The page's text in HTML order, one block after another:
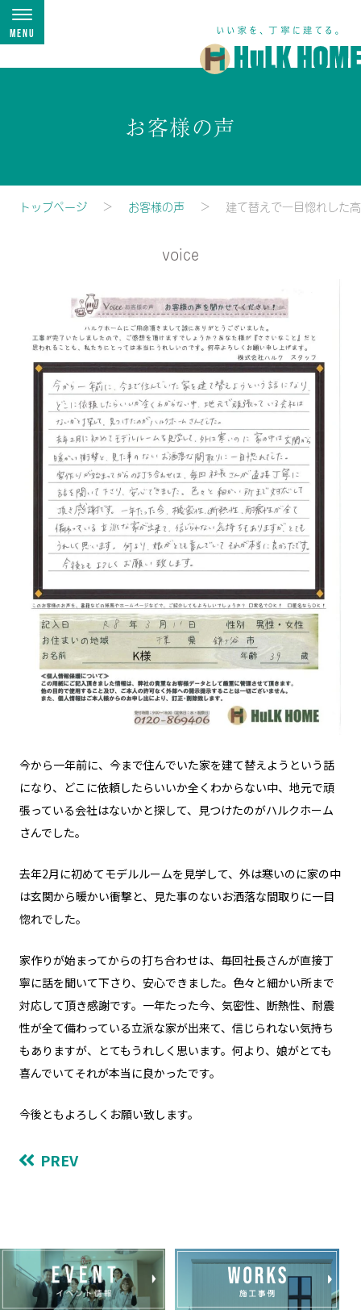
Menu
お客様の声
トップページ お客様の声 建て替えで一目惚れした
voice
今から一年前に、今まで住んでいた家を建て替えようという話
になり、どこに依頼したらいいか全くわからない中、地元で頑
張っている会社はないかと探して、見つけたのがハルクホーム
さんでした。
去年2月に初めてモデルルームを見学して、外は寒いのに家の中
は玄関から暖かい衝撃と、見た事のないお洒落な間取りに一目
惚れでした。
家作りが始まってからの打ち合わせは、毎回社長さんが直接丁
寧に話を聞いて下さり、安心できました。色々と細かい所まで
対応して頂き感謝です。一年たった今、気密性、断熱性、耐震
性が全て備わっている立派な家が出来て、信じられない気持ち
もありますが、とてもうれしく思います。何より、娘がとても
喜んでいてそれが本当に良かったです。
今後ともよろしくお願い致します。
PREV